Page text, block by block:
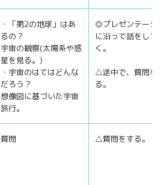
・「第2の地球」はあ
るの？
宇宙の観察(太陽系や惑
星を見る。)
・宇宙のはてはどんな
だろう？
想像図に基づいた宇宙
旅行。
◎プレゼンテーシ
に沿って話をして
く。
△途中で、質問を
る。
質問 △質問をする。